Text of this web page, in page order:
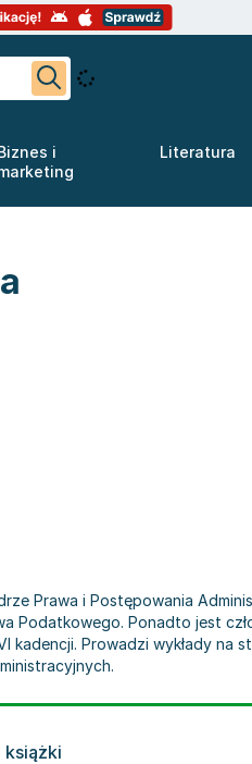
i
Literatura
Prawa i Postępowania
Podatkowego. Ponadto jest
kadencji. Prowadzi wykłady